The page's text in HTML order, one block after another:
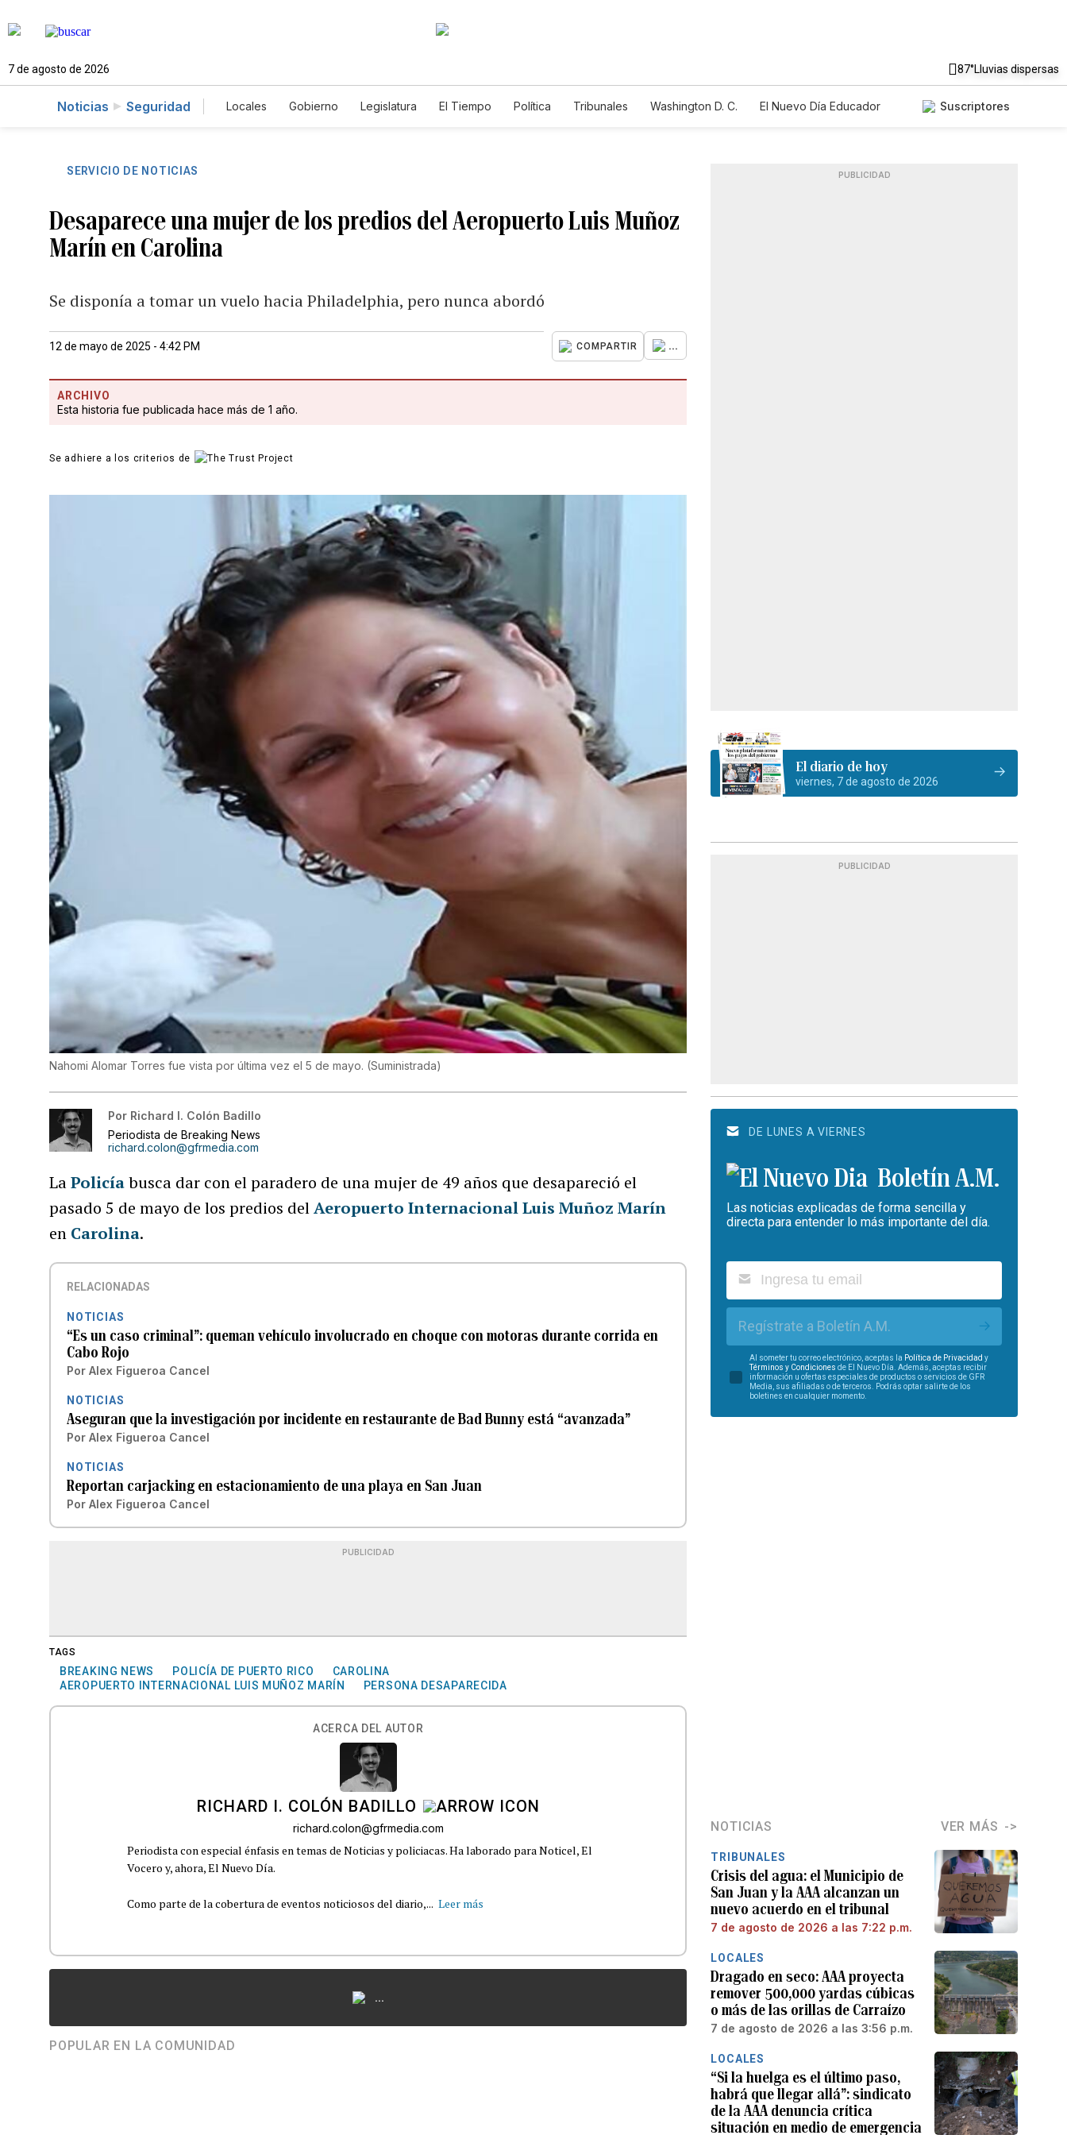
7 de agosto de 2026 87°Lluvias dispersas
Noticias Seguridad Locales Gobierno Legislatura El Tiempo Política Tribunales Washington D. C.
El Nuevo Día Educador
Suscriptores
SERVICIO DE NOTICIAS
Desaparece una mujer de los predios del Aeropuerto Luis Muñoz
Marín en Carolina
Se disponía a tomar un vuelo hacia Philadelphia, pero nunca abordó
12 de mayo de 2025 - 4:42 PM COMPARTIR ...
ARCHIVO
Esta historia fue publicada hace más de 1 año.
Se adhiere a los criterios de
Nahomi Alomar Torres fue vista por última vez el 5 de mayo. (Suministrada)
Por Richard I. Colón Badillo
Periodista de Breaking News
richard.colon@gfrmedia.com
LaPolicíabusca dar con el paradero de una mujer de 49 años que desapareció el
pasado 5 de mayo de los predios delAeropuerto Internacional Luis Muñoz Marín
en Carolina.
RELACIONADAS
NOTICIAS
“Es un caso criminal”: queman vehículo involucrado en choque con motoras durante corrida en
Cabo Rojo
Por Alex Figueroa Cancel
NOTICIAS
Aseguran que la investigación por incidente en restaurante de Bad Bunny está “avanzada”
Por Alex Figueroa Cancel
NOTICIAS
Reportan carjacking en estacionamiento de una playa en San Juan
Por Alex Figueroa Cancel
PUBLICIDAD
TAGS
BREAKING NEWS POLICÍA DE PUERTO RICO
CAROLINA
AEROPUERTO INTERNACIONAL LUIS MUÑOZ MARÍN
PERSONA DESAPARECIDA
ACERCA DEL AUTOR
RICHARD I. COLÓN BADILLO
richard.colon@gfrmedia.com
Periodista con especial énfasis en temas de Noticias y policiacas. Ha laborado para Noticel, El
Vocero y, ahora, El Nuevo Día.
Como parte de la cobertura de eventos noticiosos del diario,... Leer más
...
POPULAR EN LA COMUNIDAD
PUBLICIDAD
El diario de hoy
viernes, 7 de agosto de 2026
PUBLICIDAD
DE LUNES A VIERNES
Boletín A.M.
Las noticias explicadas de forma sencilla y
directa para entender lo más importante del día.
Regístrate a Boletín A.M.
Al someter tu correo electrónico, aceptas la Política de Privacidad y
Términos y Condiciones de El Nuevo Día. Además, aceptas recibir
información u ofertas especiales de productos o servicios de GFR
Media, sus afiliadas o de terceros. Podrás optar salirte de los
boletines en cualquier momento.
NOTICIAS VER MÁS
TRIBUNALES
Crisis del agua: el Municipio de
San Juan y la AAA alcanzan un
nuevo acuerdo en el tribunal
7 de agosto de 2026 a las 7:22 p.m.
LOCALES
Dragado en seco: AAA proyecta
remover 500,000 yardas cúbicas
o más de las orillas de Carraízo
7 de agosto de 2026 a las 3:56 p.m.
LOCALES
“Si la huelga es el último paso,
habrá que llegar allá”: sindicato
de la AAA denuncia crítica
situación en medio de emergencia